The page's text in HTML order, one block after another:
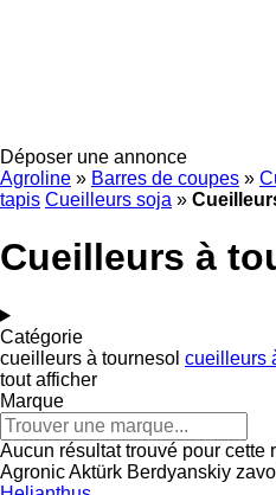
Déposer une annonce
Agroline » Barres de coupes »
tapis Cueilleurs soja »
Cueilleurs à
Catégorie
cueilleurs à tournesol cueilleurs
tout afficher
Marque
Aucun résultat trouvé pour cette
AgronicAktürk Berdyanskiy